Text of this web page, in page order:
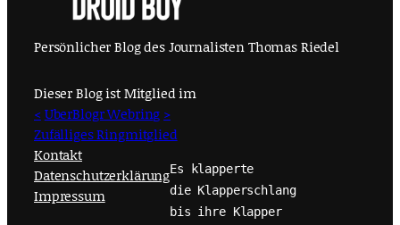
Persönlicher Blog des Journalisten Thomas Riedel
Dieser Blog ist Mitglied im
< UberBlogr Webring >
Zufälliges Ringmitglied
Kontakt
Datenschutzerklärung
Impressum
Es klapperte
die Klapperschlang
bis ihre Klapper